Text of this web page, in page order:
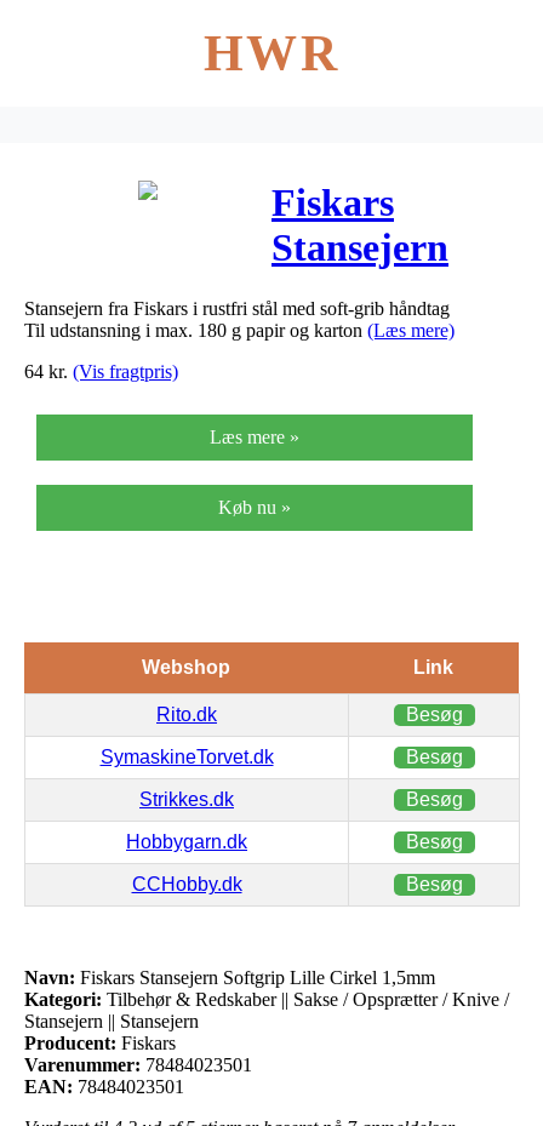
HWR
Fiskars
Stansejern
Softgrip Lille
Cirkel 1,5mm
Stansejern fra Fiskars i rustfri stål med soft-grib håndtag
Til udstansning i max. 180 g papir og karton (Læs mere)
64 kr. (Vis fragtpris)
Læs mere »
Køb nu »
Webshop Link
Rito.dk Besøg
SymaskineTorvet.dk Besøg
Strikkes.dk Besøg
Hobbygarn.dk Besøg
CCHobby.dk Besøg
Navn: Fiskars Stansejern Softgrip Lille Cirkel 1,5mm
Kategori: Tilbehør & Redskaber || Sakse / Opsprætter / Knive /
Stansejern || Stansejern
Producent: Fiskars
Varenummer: 78484023501
EAN: 78484023501